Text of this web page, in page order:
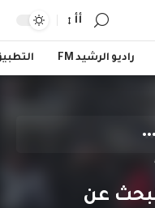
أأ
راديو الرشيد FM
عن